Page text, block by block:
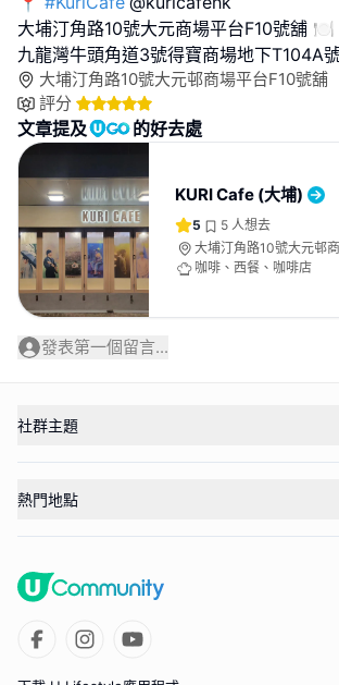
大埔汀角路10號大元商場平台F10號舖 🍽️
九龍灣牛頭角道3號得寶商場地下T104A
大埔汀角路10號大元邨商場平台F10號舖
評分
文章提及 的好去處
KURI Cafe (大埔)
5 5 人想去
大埔汀角路10號大元邨
舖
咖啡、西餐、咖啡店
發表第一個留言...
社群主題
熱門地點